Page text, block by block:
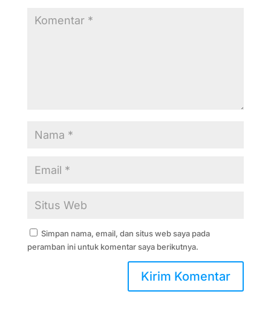
Simpan nama, email, dan situs web saya pada
peramban ini untuk komentar saya berikutnya.